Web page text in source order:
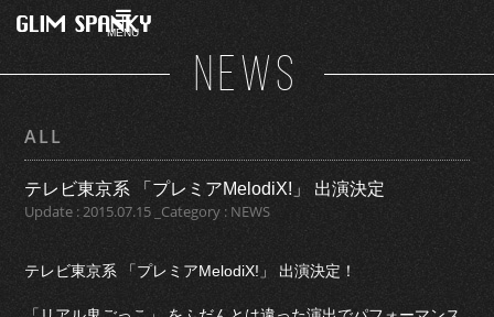
MENU
NEWS
ALL
テレビ東京系 「プレミアMelodiX!」 出演決定
Update : 2015.07.15 _Category : NEWS
テレビ東京系 「プレミアMelodiX!」 出演決定！